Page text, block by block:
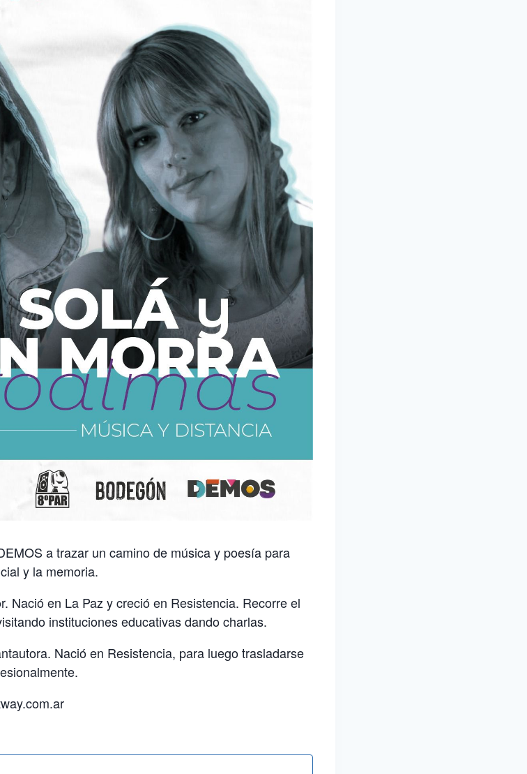
a trazar un camino de música y poesía para
y la memoria.
Nació en La Paz y creció en Resistencia. Recorre el
instituciones educativas dando charlas.
Nació en Resistencia, para luego trasladarse